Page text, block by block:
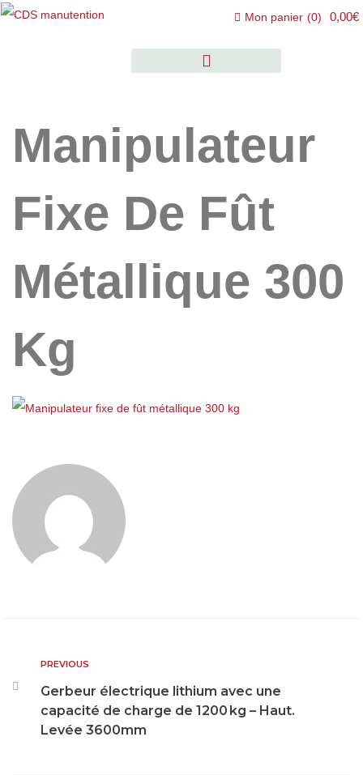
Mon panier (0) 0,00€
Manipulateur
Fixe De Fût
Métallique 300
Kg
PREVIOUS
Gerbeur électrique lithium avec une
capacité de charge de 1200 kg – Haut.
Levée 3600mm